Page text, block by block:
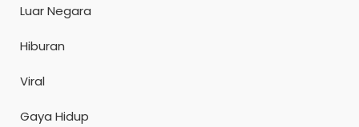
Luar Negara
Hiburan
Viral
Gaya Hidup